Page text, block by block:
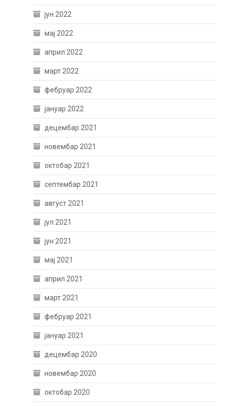
јун 2022
мај 2022
април 2022
март 2022
фебруар 2022
јануар 2022
децембар 2021
новембар 2021
октобар 2021
септембар 2021
август 2021
јул 2021
јун 2021
мај 2021
април 2021
март 2021
фебруар 2021
јануар 2021
децембар 2020
новембар 2020
октобар 2020